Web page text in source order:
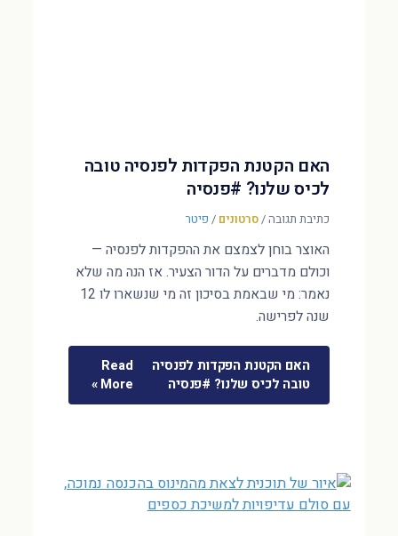
האם הקטנת הפקדות לפנסיה טובה
לכיס שלנו? #פנסיה
כתיבת תגובה/סרטונים / פיטר
האוצר בוחן לצמצם את ההפקדות לפנסיה —
וכולם מדברים על הדור הצעיר. אז הנה מה שלא
נאמר: מי שבאמת בסיכון זה מי שנשארו לו 12
שנה לפרישה.
האם הקטנת הפקדות לפנסיה
טובה לכיס שלנו? #פנסיה
Read
More »